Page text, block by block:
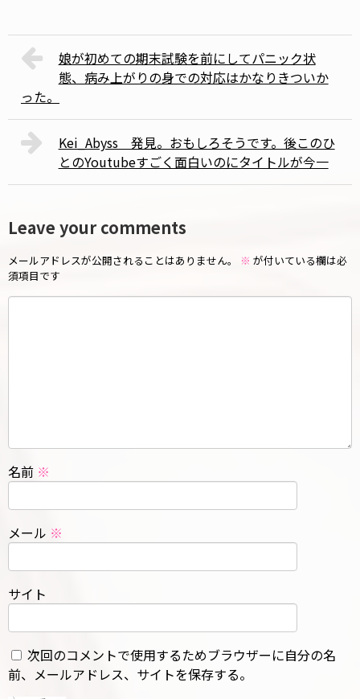
娘が初めての期末試験を前にしてパニック状
態、病み上がりの身での対応はかなりきついか
った。
Kei_Abyss 発見。おもしろそうです。後このひ
とのYoutubeすごく面白いのにタイトルが今一
Leave your comments
メールアドレスが公開されることはありません。 ※ が付いている欄は必
須項目です
名前 ※
メール ※
サイト
次回のコメントで使用するためブラウザーに自分の名
前、メールアドレス、サイトを保存する。